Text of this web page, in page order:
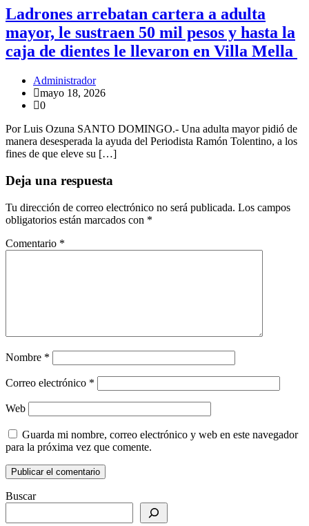
Ladrones arrebatan cartera a adulta
mayor, le sustraen 50 mil pesos y hasta la
caja de dientes le llevaron en Villa Mella
Administrador
mayo 18, 2026
0
Por Luis Ozuna SANTO DOMINGO.- Una adulta mayor pidió de
manera desesperada la ayuda del Periodista Ramón Tolentino, a los
fines de que eleve su […]
Deja una respuesta
Tu dirección de correo electrónico no será publicada. Los campos
obligatorios están marcados con *
Comentario *
Nombre *
Correo electrónico *
Web
Guarda mi nombre, correo electrónico y web en este navegador
para la próxima vez que comente.
Buscar